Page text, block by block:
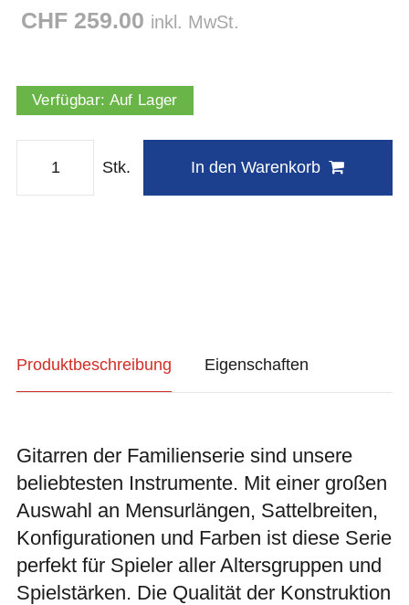
CHF 259.00 inkl. MwSt.
Verfügbar: Auf Lager
Stk. In den Warenkorb
Produktbeschreibung Eigenschaften
Gitarren der Familienserie sind unsere
beliebtesten Instrumente. Mit einer großen
Auswahl an Mensurlängen, Sattelbreiten,
Konfigurationen und Farben ist diese Serie
perfekt für Spieler aller Altersgruppen und
Spielstärken. Die Qualität der Konstruktion